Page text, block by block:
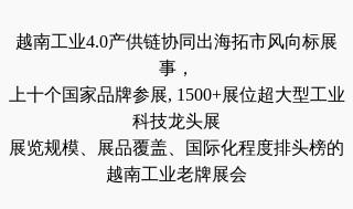
越南工业4.0产供链协同出海拓市风向标展
事，
上十个国家品牌参展, 1500+展位超大型工业
科技龙头展
展览规模、展品覆盖、国际化程度排头榜的
越南工业老牌展会